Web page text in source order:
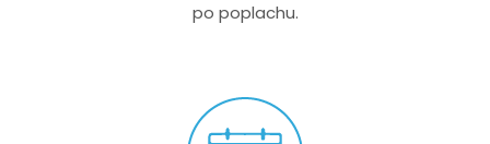
po poplachu.